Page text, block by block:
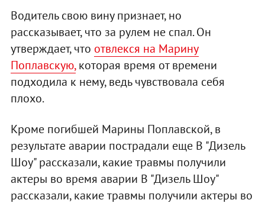
Водитель свою вину признает, но
рассказывает, что за рулем не спал. Он
утверждает, что отвлекся на Марину
Поплавскую,которая время от времени
подходила к нему, ведь чувствовала себя
плохо.
Кроме погибшей Марины Поплавской, в
результате аварии пострадали еще В "Дизель
Шоу" рассказали, какие травмы получили
актеры во время аварии В "Дизель Шоу"
рассказали, какие травмы получили актеры во